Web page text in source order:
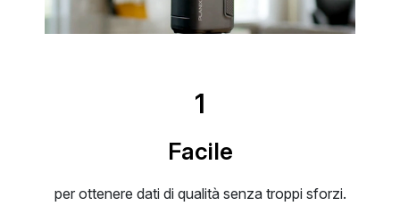
1
Facile
per ottenere dati di qualità senza troppi sforzi.